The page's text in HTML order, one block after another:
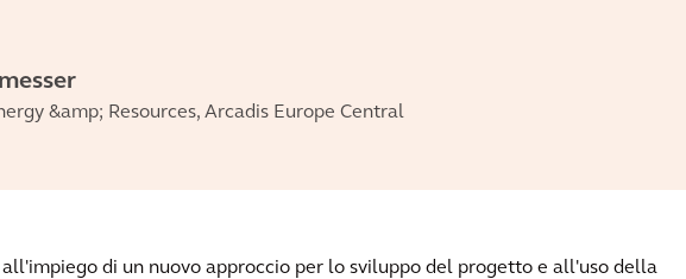
&amp; Resources, Arcadis Europe Central
all'impiego di un nuovo approccio per lo sviluppo del progetto e all'uso della